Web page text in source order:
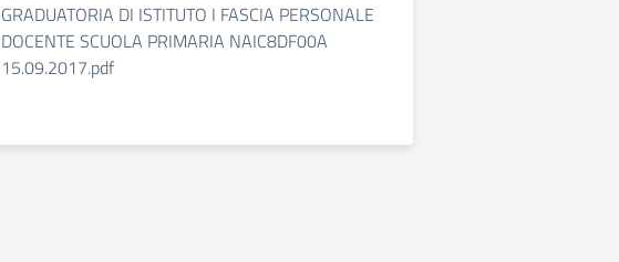
GRADUATORIA DI ISTITUTO I FASCIA PERSONALE
DOCENTE SCUOLA PRIMARIA NAIC8DF00A
15.09.2017.pdf